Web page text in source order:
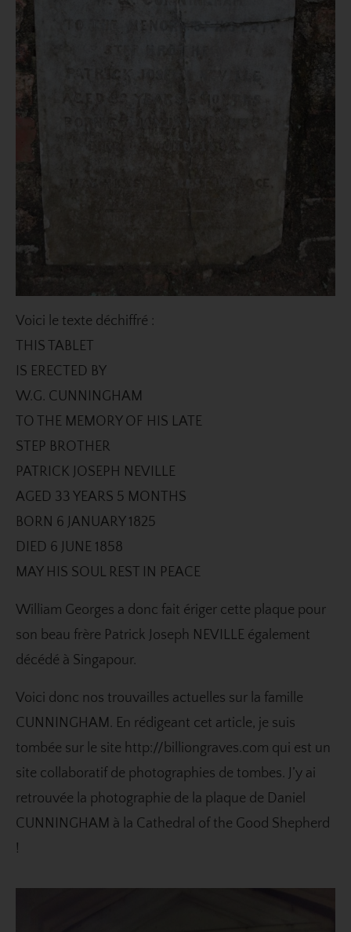
Voici le texte déchiffré :
THIS TABLET
IS ERECTED BY
W.G. CUNNINGHAM
TO THE MEMORY OF HIS LATE
STEP BROTHER
PATRICK JOSEPH NEVILLE
AGED 33 YEARS 5 MONTHS
BORN 6 JANUARY 1825
DIED 6 JUNE 1858
MAY HIS SOUL REST IN PEACE
William Georges a donc fait ériger cette plaque pour
son beau frère Patrick Joseph NEVILLE également
décédé à Singapour.
Voici donc nos trouvailles actuelles sur la famille
CUNNINGHAM. En rédigeant cet article, je suis
tombée sur le site http://billiongraves.com qui est un
site collaboratif de photographies de tombes. J’y ai
retrouvée la photographie de la plaque de Daniel
CUNNINGHAM à la Cathedral of the Good Shepherd
!